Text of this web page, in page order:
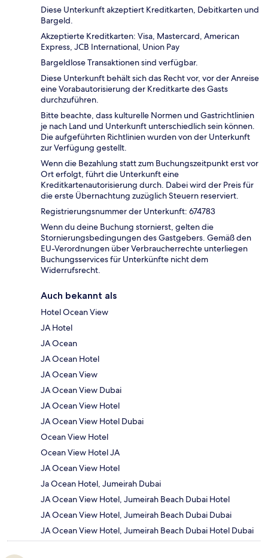
Diese Unterkunft akzeptiert Kreditkarten, Debitkarten und
Bargeld.
Akzeptierte Kreditkarten: Visa, Mastercard, American
Express, JCB International, Union Pay
Bargeldlose Transaktionen sind verfügbar.
Diese Unterkunft behält sich das Recht vor, vor der Anreise
eine Vorabautorisierung der Kreditkarte des Gasts
durchzuführen.
Bitte beachte, dass kulturelle Normen und Gastrichtlinien
je nach Land und Unterkunft unterschiedlich sein können.
Die aufgeführten Richtlinien wurden von der Unterkunft
zur Verfügung gestellt.
Wenn die Bezahlung statt zum Buchungszeitpunkt erst vor
Ort erfolgt, führt die Unterkunft eine
Kreditkartenautorisierung durch. Dabei wird der Preis für
die erste Übernachtung zuzüglich Steuern reserviert.
Registrierungsnummer der Unterkunft: 674783
Wenn du deine Buchung stornierst, gelten die
Stornierungsbedingungen des Gastgebers. Gemäß den
EU-Verordnungen über Verbraucherrechte unterliegen
Buchungsservices für Unterkünfte nicht dem
Widerrufsrecht.
Auch bekannt als
Hotel Ocean View
JA Hotel
JA Ocean
JA Ocean Hotel
JA Ocean View
JA Ocean View Dubai
JA Ocean View Hotel
JA Ocean View Hotel Dubai
Ocean View Hotel
Ocean View Hotel JA
JA Ocean View Hotel
Ja Ocean Hotel, Jumeirah Dubai
JA Ocean View Hotel, Jumeirah Beach Dubai Hotel
JA Ocean View Hotel, Jumeirah Beach Dubai Dubai
JA Ocean View Hotel, Jumeirah Beach Dubai Hotel Dubai